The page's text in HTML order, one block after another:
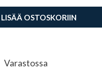
LISÄÄ OSTOSKORIIN
Varastossa